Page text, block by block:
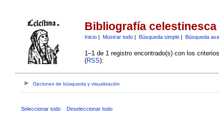
Bibliografía celestinesca
Inicio| Mostrar todo| Búsqueda simple| Búsqueda
1–1 de 1 registro encontrado(s) con los
(RSS):
Opciones de búsqueda y visualización
Seleccionar todo Deseleccionar todo